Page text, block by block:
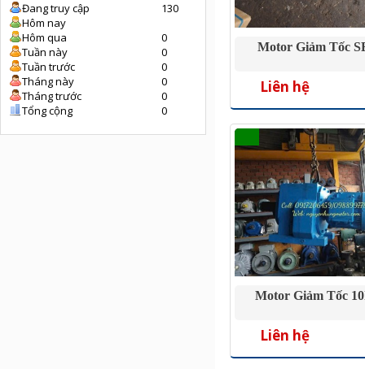
Đang truy cập
130
Hôm nay
Hôm qua
0
Tuần này
0
Tuần trước
0
Tháng này
0
Tháng trước
0
Tổng cộng
0
Motor Giảm Tốc
Liên hệ
Motor Giảm Tốc
Liên hệ